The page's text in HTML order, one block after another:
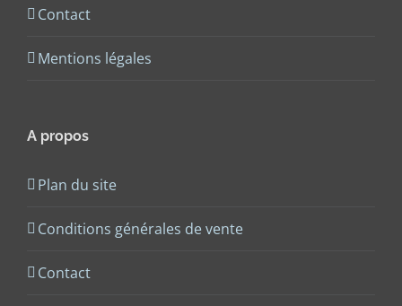
Contact
Mentions légales
A propos
Plan du site
Conditions générales de vente
Contact